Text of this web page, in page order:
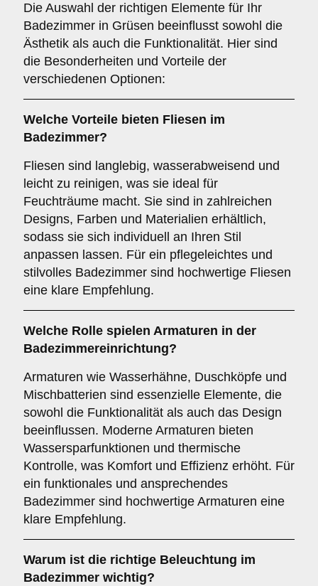
Die Auswahl der richtigen Elemente für Ihr
Badezimmer in Grüsen beeinflusst sowohl die
Ästhetik als auch die Funktionalität. Hier sind
die Besonderheiten und Vorteile der
verschiedenen Optionen:
Welche Vorteile bieten Fliesen im
Badezimmer?
Fliesen sind langlebig, wasserabweisend und
leicht zu reinigen, was sie ideal für
Feuchträume macht. Sie sind in zahlreichen
Designs, Farben und Materialien erhältlich,
sodass sie sich individuell an Ihren Stil
anpassen lassen. Für ein pflegeleichtes und
stilvolles Badezimmer sind hochwertige Fliesen
eine klare Empfehlung.
Welche Rolle spielen Armaturen in der
Badezimmereinrichtung?
Armaturen wie Wasserhähne, Duschköpfe und
Mischbatterien sind essenzielle Elemente, die
sowohl die Funktionalität als auch das Design
beeinflussen. Moderne Armaturen bieten
Wassersparfunktionen und thermische
Kontrolle, was Komfort und Effizienz erhöht. Für
ein funktionales und ansprechendes
Badezimmer sind hochwertige Armaturen eine
klare Empfehlung.
Warum ist die richtige Beleuchtung im
Badezimmer wichtig?